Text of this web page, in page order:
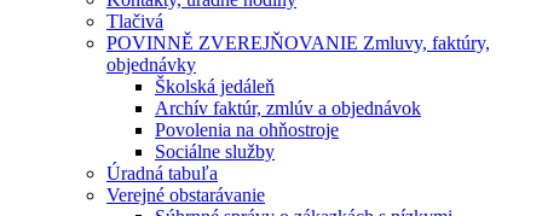
Tlačivá
POVINNĚ ZVEREJŇOVANIE Zmluvy, faktúry,
objednávky
Školská jedáleň
Archív faktúr, zmlúv a objednávok
Povolenia na ohňostroje
Sociálne služby
Úradná tabuľa
Verejné obstarávanie